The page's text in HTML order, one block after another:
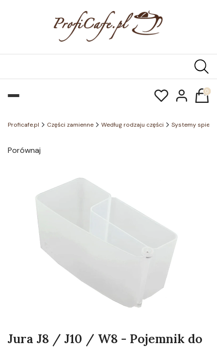
Proficafe.pl Części zamienne Według rodzaju części Systemy
Porównaj
Jura J8 / J10 / W8 - Pojemnik do